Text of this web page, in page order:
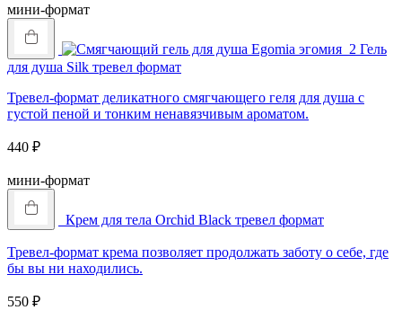
мини-формат
Гель
для душа Silk тревел формат
Тревел-формат деликатного смягчающего геля для душа с
густой пеной и тонким ненавязчивым ароматом.
440 ₽
мини-формат
Крем для тела Orchid Black тревел формат
Тревел-формат крема позволяет продолжать заботу о себе, где
бы вы ни находились.
550 ₽